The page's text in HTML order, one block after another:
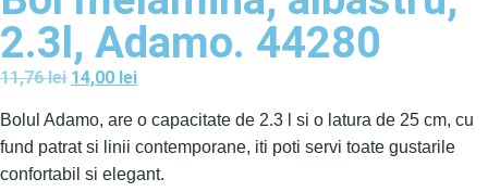
2.3l, Adamo. 44280
11,76lei 14,00 lei
Bolul Adamo, are o capacitate de 2.3 l si o latura de 25 cm, cu
fund patrat si linii contemporane, iti poti servi toate gustarile
confortabil si elegant.